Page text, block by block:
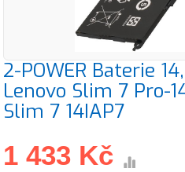
2-POWER Baterie
Lenovo Slim 7 Pro-
Slim 7 14IAP7
1 433 Kč